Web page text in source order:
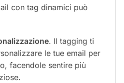
con tag dinamici può
. Il tagging ti
le tue email per
facendole sentire più